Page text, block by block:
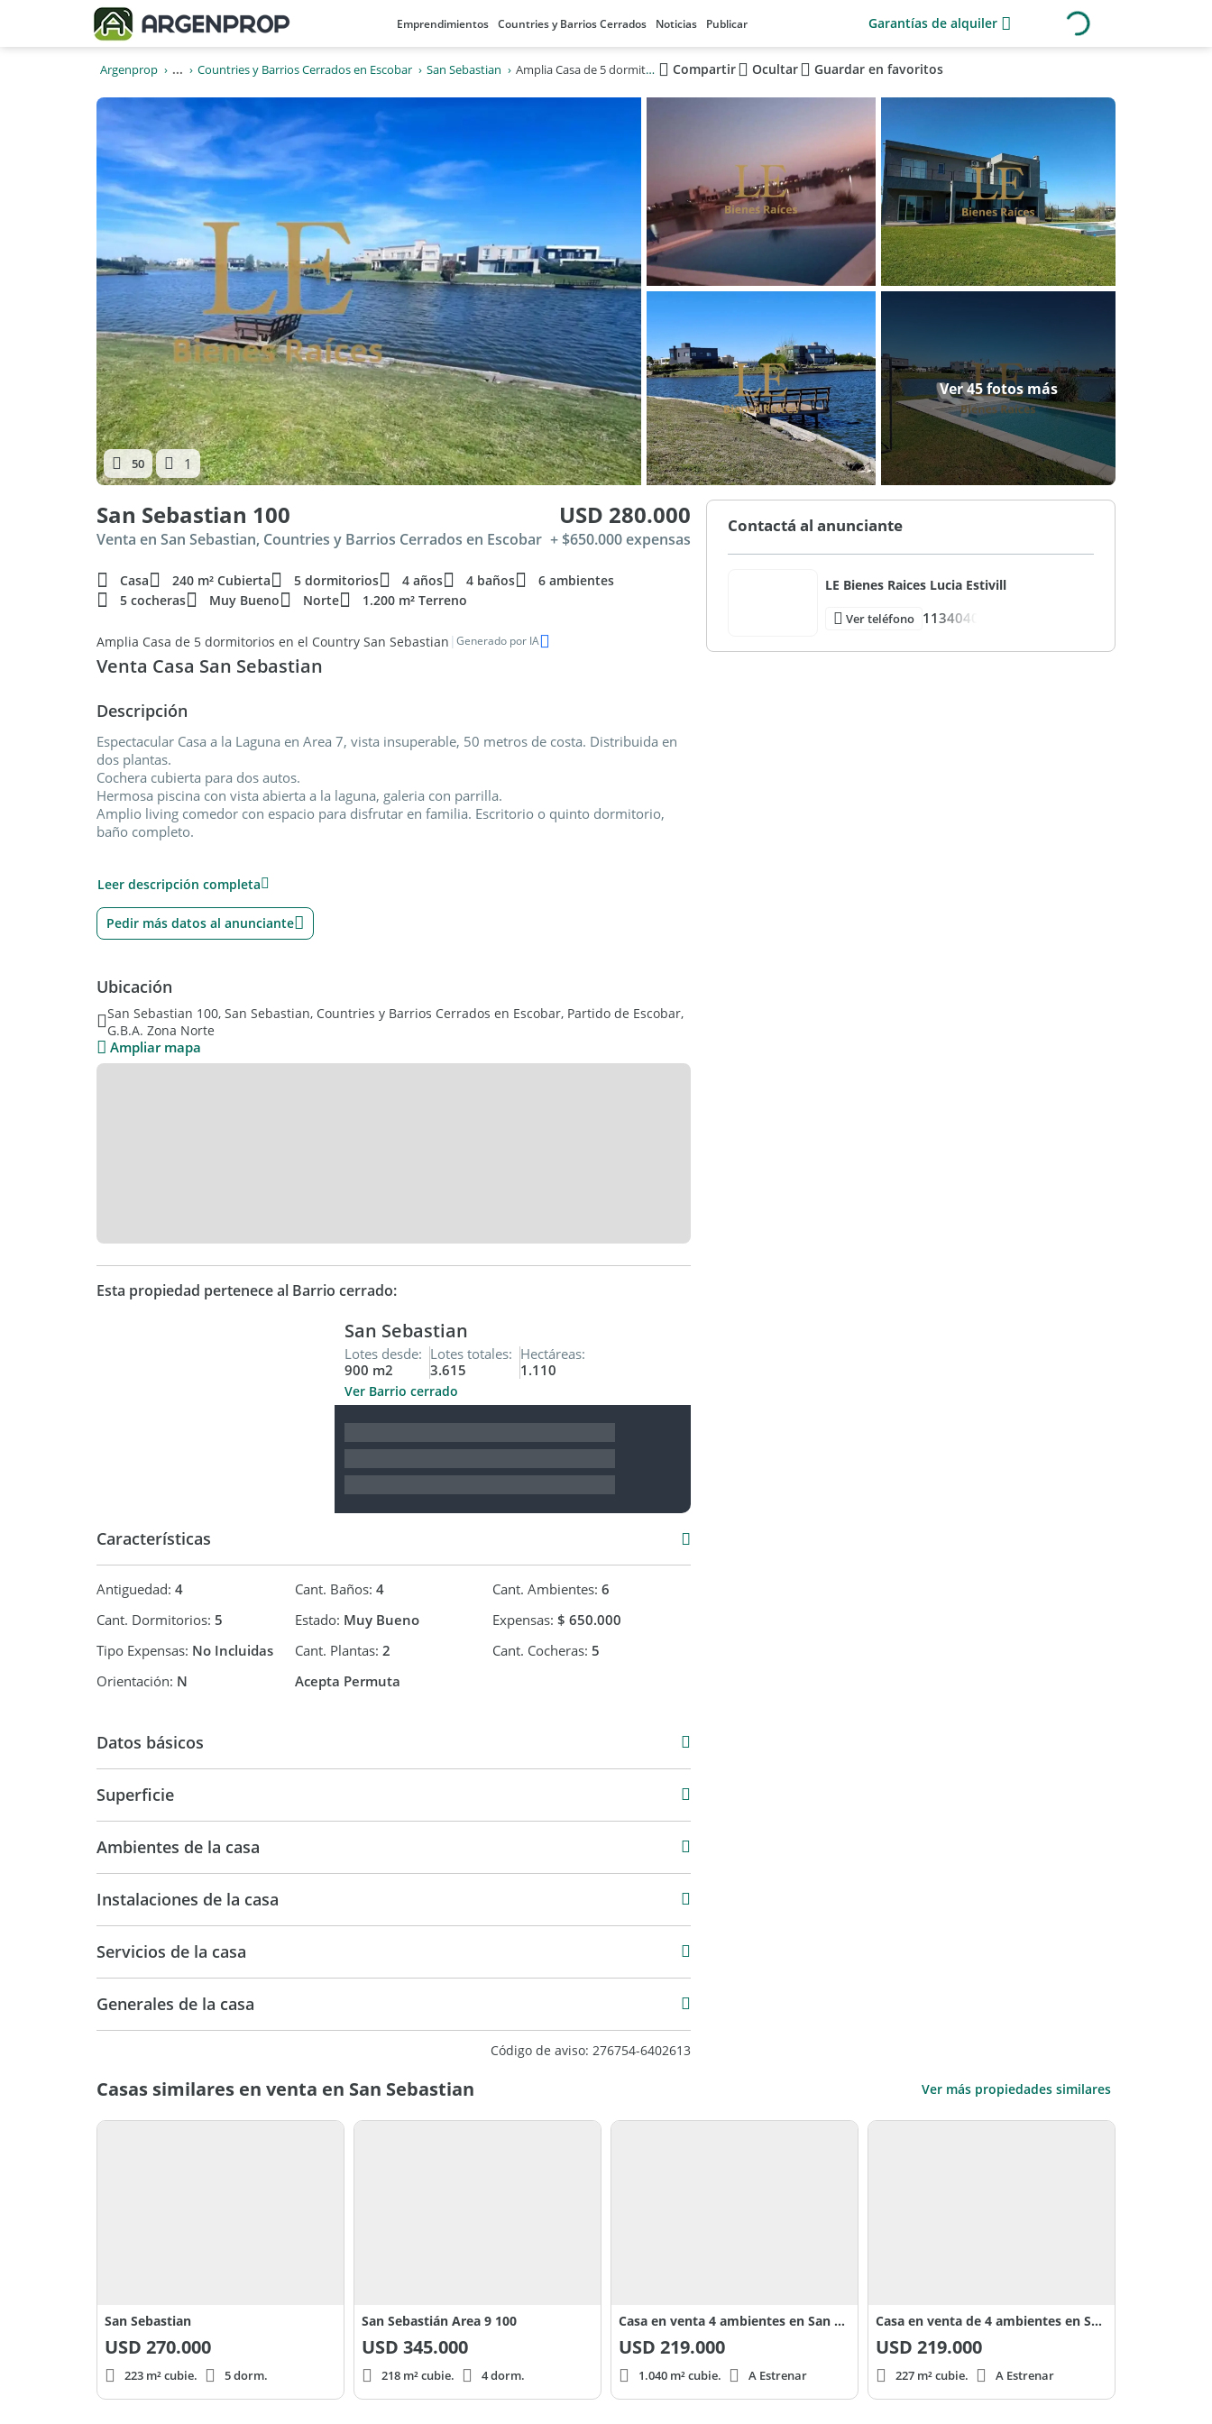
Emprendimientos Countries y Barrios Cerrados Noticias Publicar Garantías de alquiler
Argenprop ... Countries y Barrios Cerrados en Escobar San Sebastian Amplia Casa de 5 dormitorios en el Country San Sebastian Compartir Ocultar Guardar en favoritos
Ver 45 fotos más
50 1
San Sebastian 100 USD 280.000
Venta en San Sebastian, Countries y Barrios Cerrados en Escobar + $650.000 expensas
Casa 240 m² Cubierta 5 dormitorios 4 años 4 baños
6 ambientes
5 cocheras
Muy Bueno Norte 1.200 m² Terreno
Amplia Casa de 5 dormitorios en el Country San Sebastian | Generado por IA
Venta Casa San Sebastian
Descripción
Espectacular Casa a la Laguna en Area 7, vista insuperable, 50 metros de costa. Distribuida en
dos plantas.
Cochera cubierta para dos autos.
Hermosa piscina con vista abierta a la laguna, galeria con parrilla.
Amplio living comedor con espacio para disfrutar en familia. Escritorio o quinto dormitorio,
baño completo.
Pisos de porcelanato y pisos flotantes.
Calefacción por radiadores y aire frio-calor en todos los ambientes.
LE Bienes Raíces Lucía Estivill, Martillera y Corredora Pública
Las medidas, superficies, fotografías, descripciones y valores consignados son aproximados,
orientativos y no contractuales, pudiendo sufrir modificaciones sin previo aviso. Los datos
definitivos surgirán del título de propiedad, planos y demás documentación correspondiente.
Leer descripción completa
Pedir más datos al anunciante
Ubicación
San Sebastian 100, San Sebastian, Countries y Barrios Cerrados en Escobar, Partido de Escobar,
G.B.A. Zona Norte
Ampliar mapa
Esta propiedad pertenece al Barrio cerrado:
San Sebastian
Lotes desde:
900 m2
Lotes totales:
3.615
Hectáreas:
1.110
Ver Barrio cerrado
Características
Antiguedad: 4 Cant. Baños: 4 Cant. Ambientes:6
Cant. Dormitorios: 5 Estado: Muy Bueno Expensas:$ 650.000
Tipo Expensas: No Incluidas Cant. Plantas: 2 Cant. Cocheras:5
Orientación: N Acepta Permuta
Datos básicos
Superficie
Ambientes de la casa
Instalaciones de la casa
Servicios de la casa
Generales de la casa
Código de aviso: 276754-6402613
Contactá al anunciante
LE Bienes Raices Lucia Estivill
Ver teléfono 1134040
Casas similares en venta en San Sebastian Ver más propiedades similares
San Sebastian
USD 270.000
223 m² cubie. 5 dorm.
San Sebastián Area 9 100
USD 345.000
218 m² cubie. 4 dorm.
Casa en venta 4 ambientes en San Sebastián
USD 219.000
1.040 m² cubie. A Estrenar
Casa en venta de 4 ambientes en San sebastian
USD 219.000
227 m² cubie. A Estrenar